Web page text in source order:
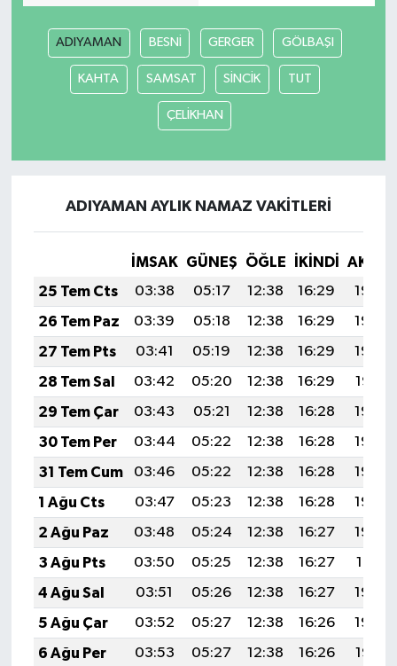
ADIYAMAN BESNİ GERGER GÖLBAŞI
KAHTA SAMSAT SİNCİK TUT
ÇELİKHAN
ADIYAMAN AYLIK NAMAZ VAKITLERI
İMSAK GÜNEŞ ÖĞLE İKINDI
25 Tem Cts
03:38 05:17 12:38 16:29
19:50
26 Tem Paz
03:39 05:18 12:38 16:29
19:49
27 Tem Pts
03:41 05:19 12:38 16:29
19:48
28 Tem Sal
03:42 05:20 12:38 16:29
19:47
29 Tem Çar
03:43 05:21 12:38 16:28
19:46
30 Tem Per
03:44 05:22 12:38 16:28
19:45
31 Tem Cum
03:46 05:22 12:38 16:28
19:44
1 Ağu Cts
03:47 05:23 12:38 16:28
19:43
2 Ağu Paz
03:48 05:24 12:38 16:27
19:42
3 Ağu Pts
03:50 05:25 12:38 16:27
19:41
4 Ağu Sal
03:51 05:26 12:38 16:27
19:40
5 Ağu Çar
03:52 05:27 12:38 16:26
19:39
6 Ağu Per
03:53 05:27 12:38 16:26
19:38
Bitlis Müftülüğü
Bolu Müftülüğü
Burdur Müftülüğü
Çankırı Müftülüğü
Çorum Müftülüğü
Denizli Müftülüğü
Diyarbakır Müftülüğü
Düzce Müftülüğü
Edirne Müftülüğü
Elazığ Müftülüğü
Erzincan Müftülüğü
Erzurum Müftülüğü
Sağlık
Makaleler
Bilim, Teknoloji
Biyografiler
Diyanet TV
İhtida Haberleri
YAŞAM